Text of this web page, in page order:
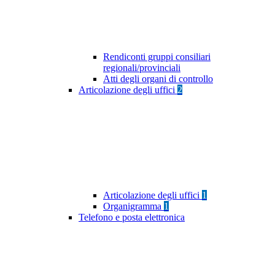
Rendiconti gruppi consiliari
regionali/provinciali
Atti degli organi di controllo
Articolazione degli uffici 2
Articolazione degli uffici 1
Organigramma 1
Telefono e posta elettronica